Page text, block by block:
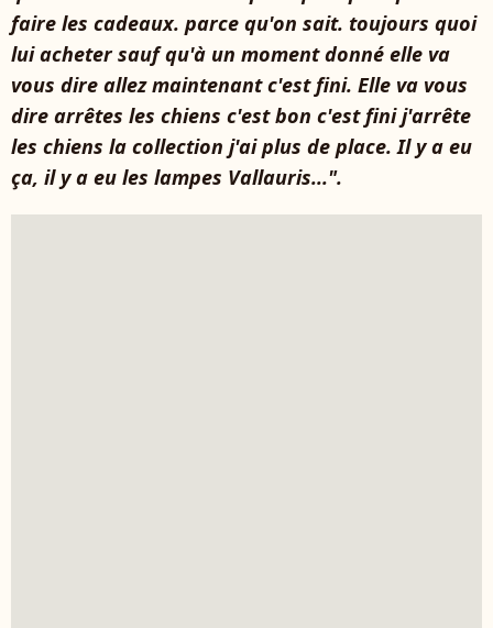
faire les cadeaux. parce qu'on sait. toujours quoi
lui acheter sauf qu'à un moment donné elle va
vous dire allez maintenant c'est fini. Elle va vous
dire arrêtes les chiens c'est bon c'est fini j'arrête
les chiens la collection j'ai plus de place. Il y a eu
ça, il y a eu les lampes Vallauris...".